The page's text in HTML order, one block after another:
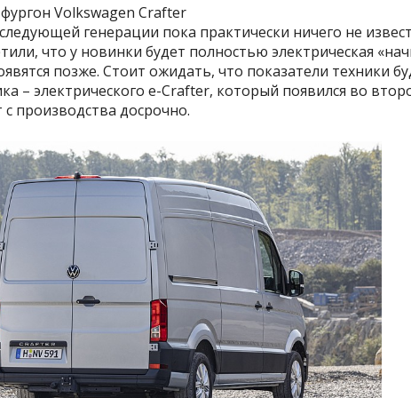
Volkswagen Crafter
генерации пока практически ничего не
что у новинки будет полностью электрическая
позже. Стоит ожидать, что показатели техники
– электрического e-Crafter, который появился во
производства досрочно.